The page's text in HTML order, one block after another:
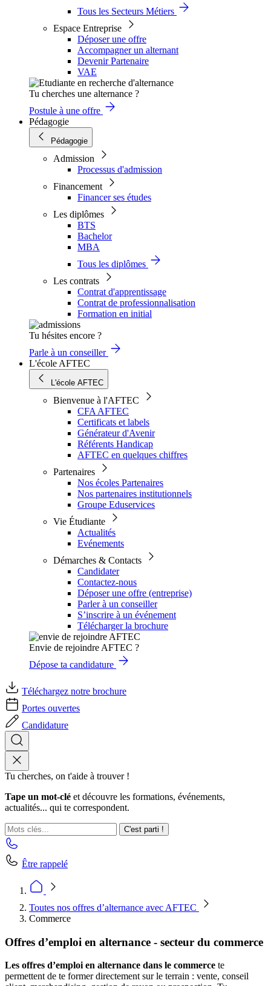
Tous les Secteurs Métiers
Espace Entreprise
Déposer une offre
Accompagner un alternant
Devenir Partenaire
VAE
Tu cherches une alternance ?
Postule à une offre
Pédagogie
Pédagogie
Admission
Processus d'admission
Financement
Financer ses études
Les diplômes
BTS
Bachelor
MBA
Tous les diplômes
Les contrats
Contrat d'apprentissage
Contrat de professionnalisation
Formation en initial
Tu hésites encore ?
Parle à un conseiller
L'école AFTEC
L'école AFTEC
Bienvenue à l'AFTEC
CFA AFTEC
Certificats et labels
Générateur d'Avenir
Référents Handicap
AFTEC en quelques chiffres
Partenaires
Nos écoles Partenaires
Nos partenaires institutionnels
Groupe Eduservices
Vie Étudiante
Actualités
Evénements
Démarches & Contacts
Candidater
Contactez-nous
Déposer une offre (entreprise)
Parler à un conseiller
S’inscrire à un événement
Télécharger la brochure
Envie de rejoindre AFTEC ?
Dépose ta candidature
Téléchargez notre brochure
Portes ouvertes
Candidature
Tu cherches, on t'aide à trouver !
Tape un mot-clé et découvre les formations, événements,
actualités... qui te correspondent.
C'est parti !
Être rappelé
Toutes nos offres d’alternance avec AFTEC
Commerce
Offres d’emploi en alternance - secteur du commerce
Les offres d’emploi en alternance dans le commerce te
permettent de te former directement sur le terrain : vente, conseil